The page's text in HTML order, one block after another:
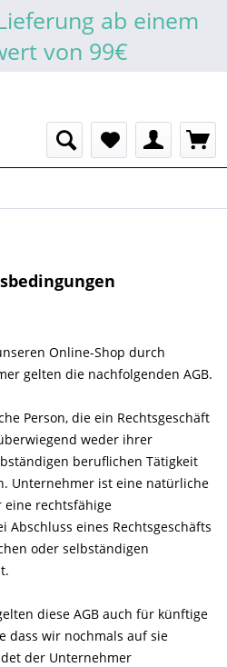
ab einem
von 99€
Online-Shop durch
gelten die nachfolgenden AGB.
Person, die ein Rechtsgeschäft
weder ihrer
beruflichen Tätigkeit
Unternehmer ist eine natürliche
eine rechtsfähige
Abschluss eines Rechtsgeschäfts
oder selbständigen
diese AGB auch für künftige
dass wir nochmals auf sie
der Unternehmer